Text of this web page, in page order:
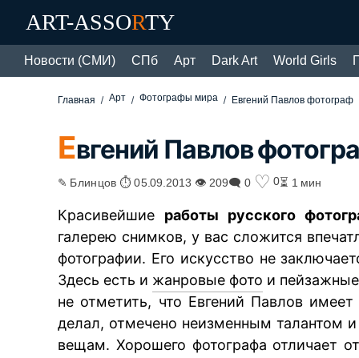
ART-ASSORTY
Новости (СМИ) СПб Арт Dark Art World Girls
Главная Арт Фотографы мира Евгений Павлов фотограф
Евгений Павлов
✎ Блинцов ⏱ 05.09.2013 👁 209🗨 0 ♡ 0⏳ 1 мин
Красивейшие работы русского
галерею снимков, у вас сложится
фотографии. Его искусство не
Здесь есть и жанровые фото и
не отметить, что Евгений Павлов
делал, отмечено неизменным
вещам. Хорошего фотографа отличает